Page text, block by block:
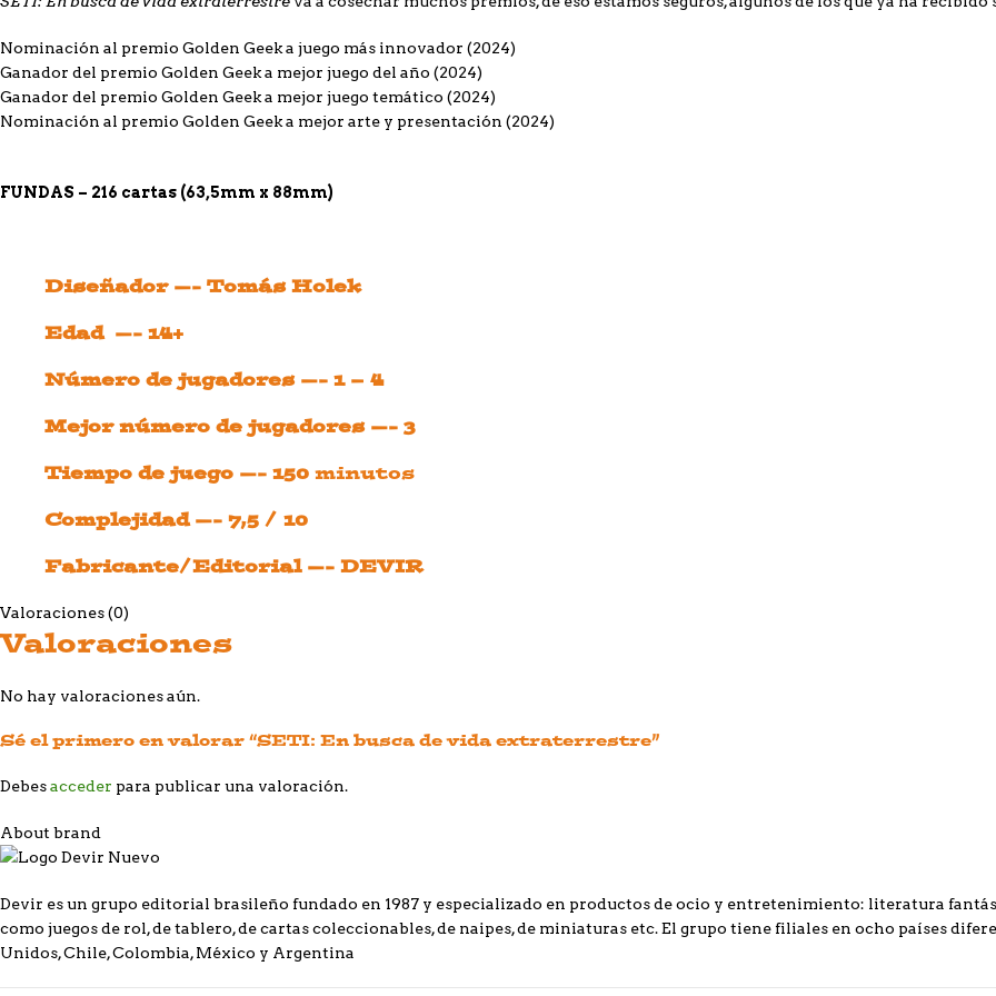
Nominación al premio Golden Geek a juego más innovador (2024)
Ganador del premio Golden Geek a mejor juego del año (2024)
Ganador del premio Golden Geek a mejor juego temático (2024)
Nominación al premio Golden Geek a mejor arte y presentación (2024)
FUNDAS – 216 cartas (63,5mm x 88mm)
Diseñador —- Tomás Holek
Edad —- 14+
Número de jugadores —- 1 – 4
Mejor número de jugadores —- 3
Tiempo de juego —- 150 minutos
Complejidad —- 7,5 / 10
Fabricante/Editorial —- DEVIR
Valoraciones (0)
Valoraciones
No hay valoraciones aún.
Sé el primero en valorar “SETI: En busca de vida extraterrestre”
Debesacceder para publicar una valoración.
About brand
Devir es un grupo editorial brasileño fundado en 1987 y especializado en productos de ocio y entretenimiento: literatura
como juegos de rol, de tablero, de cartas coleccionables, de naipes, de miniaturas etc. El grupo tiene filiales en ocho países
Unidos, Chile, Colombia, México y Argentina